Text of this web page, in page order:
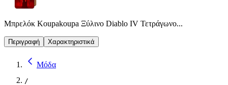
Μπρελόκ Koupakoupa Ξύλινο Diablo IV Τετράγωνο...
Περιγραφή Χαρακτηριστικά
Μόδα
/